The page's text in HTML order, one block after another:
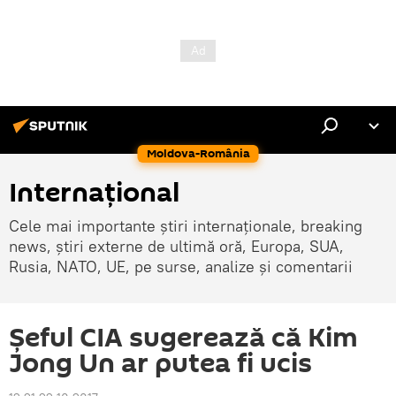
Moldova-România
Internaţional
Cele mai importante știri internaționale, breaking
news, știri externe de ultimă oră, Europa, SUA,
Rusia, NATO, UE, pe surse, analize și comentarii
Șeful CIA sugerează că Kim
Jong Un ar putea fi ucis